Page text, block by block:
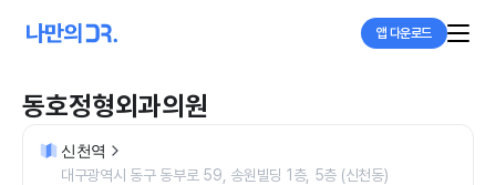
앱 다운로드
동호정형외과의원
신천역
대구광역시 동구 동부로 59, 송원빌딩 1층, 5층 (신천동)